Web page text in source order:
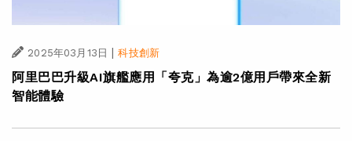
2025年03月13日 科技創新
阿里巴巴升級AI旗艦應用「夸克」為逾2億用戶帶來全新
智能體驗